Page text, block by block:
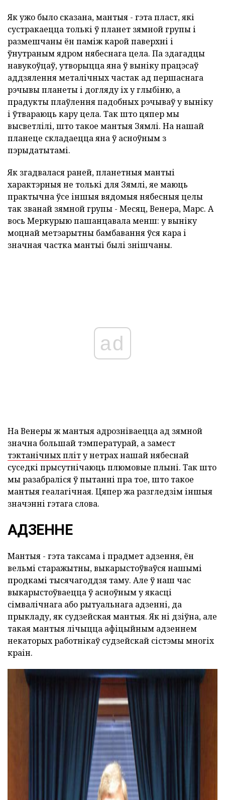
Як ужо было сказана, мантыя - гэта пласт, які
сустракаецца толькі ў планет зямной групы і
размешчаны ён паміж карой паверхні і
ўнутраным ядром нябеснага цела. Па здагадцы
навукоўцаў, утворыцца яна ў выніку працэсаў
аддзялення металічных частак ад першаснага
рэчывы планеты і догляду іх у глыбіню, а
прадукты плаўлення падобных рэчываў у выніку
і ўтвараюць кару цела. Так што цяпер мы
высветлілі, што такое мантыя Зямлі. На нашай
планеце складаецца яна ў асноўным з
пэрыдатытамі.
Як згадвалася раней, планетныя мантыі
характэрныя не толькі для Зямлі, яе маюць
практычна ўсе іншыя вядомыя нябесныя целы
так званай зямной групы - Месяц, Венера, Марс. А
вось Меркурыю пашанцавала менш: у выніку
моцнай метэарытны бамбавання ўся кара і
значная частка мантыі былі знішчаны.
ad
На Венеры ж мантыя адрозніваецца ад зямной
значна большай тэмпературай, а замест
тэктанічных пліту нетрах нашай нябеснай
суседкі прысутнічаюць плюмовые плыні. Так што
мы разабраліся ў пытанні пра тое, што такое
мантыя геалагічная. Цяпер жа разгледзім іншыя
значэнні гэтага слова.
АДЗЕННЕ
Мантыя - гэта таксама і прадмет адзення, ён
вельмі старажытны, выкарыстоўваўся нашымі
продкамі тысячагоддзя таму. Але ў наш час
выкарыстоўваецца ў асноўным у якасці
сімвалічнага або рытуальнага адзенні, да
прыкладу, як судзейская мантыя. Як ні дзіўна, але
такая мантыя лічыцца афіцыйным адзеннем
некаторых работнікаў судзейскай сістэмы многіх
краін.